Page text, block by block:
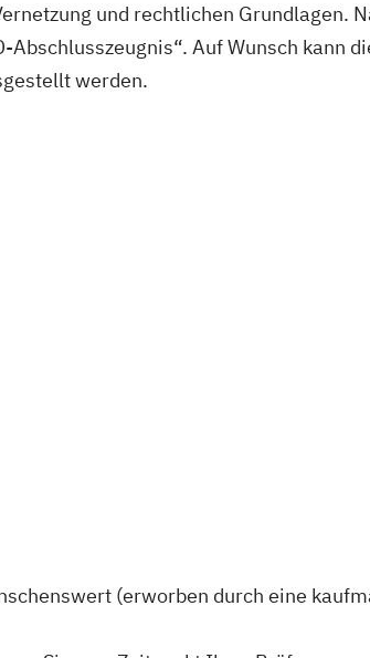
und rechtlichen Grundlagen.
Auf Wunsch kann
werden.
(erworben durch eine